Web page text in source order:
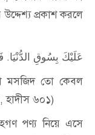
প্রকাশ করলে
عَلَيْكَ بِسُوقِ الدُّنْيَا.
মসজিদ তো কেবল
হাদীস ৬০১)
পণ্য নিয়ে এসে